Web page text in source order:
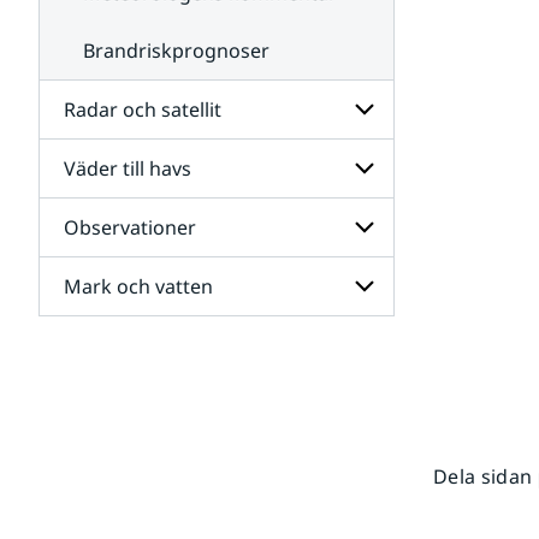
Brandriskprognoser
Radar och satellit
Undersidor
för
Radar
och
satellit
Väder till havs
Undersidor
för
Väder
till
havs
Observationer
Undersidor
för
Mark och vatten
Dela sidan